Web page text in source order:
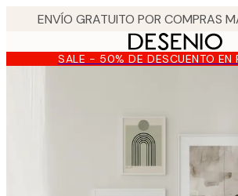
content.SALE - 50% DE DESCUENTO EN